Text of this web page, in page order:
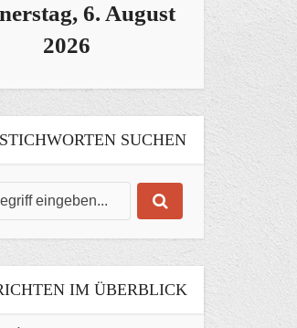
6. August
2026
SUCHEN
IM ÜBERBLICK